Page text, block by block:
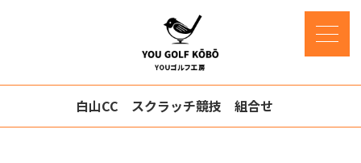
白山CC スクラッチ競技 組合せ